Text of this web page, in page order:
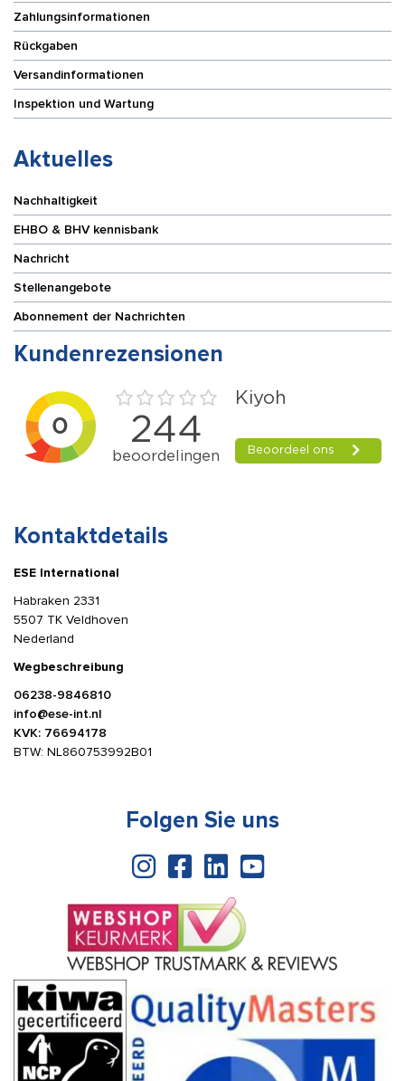
Zahlungsinformationen
Rückgaben
Versandinformationen
Inspektion und Wartung
Aktuelles
Nachhaltigkeit
EHBO & BHV kennisbank
Nachricht
Stellenangebote
Abonnement der Nachrichten
Kundenrezensionen
Kontaktdetails
ESE International
Habraken 2331
5507 TK Veldhoven
Nederland
Wegbeschreibung
06238-9846810
info@ese-int.nl
KVK: 76694178
BTW: NL860753992B01
Folgen Sie uns